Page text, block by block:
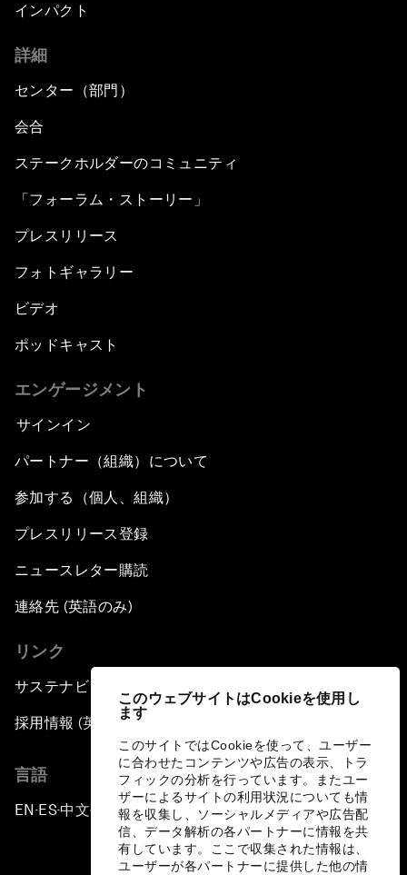
このウェブサイトはCookieを使用し
ます
このサイトではCookieを使って、ユーザー
に合わせたコンテンツや広告の表示、トラ
フィックの分析を行っています。またユー
ザーによるサイトの利用状況についても情
報を収集し、ソーシャルメディアや広告配
信、データ解析の各パートナーに情報を共
有しています。ここで収集された情報は、
ユーザーが各パートナーに提供した他の情
インパクト
詳細
センター（部門）
会合
ステークホルダーのコミュニティ
「フォーラム・ストーリー」
プレスリリース
フォトギャラリー
ビデオ
ポッドキャスト
エンゲージメント
サインイン
パートナー（組織）について
参加する（個人、組織）
プレスリリース登録
ニュースレター購読
連絡先 (英語のみ)
リンク
サステナビリティへの取り組み
採用情報 (英語のみ)
言語
EN ▪ES▪中文▪ 日本語